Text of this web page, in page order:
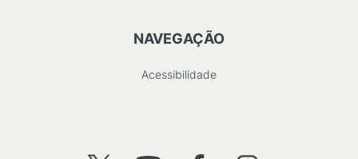
NAVEGAÇÃO
Acessibilidade